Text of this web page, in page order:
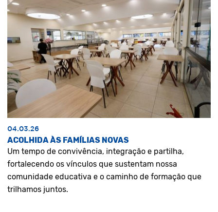
04.03.26
ACOLHIDA ÀS FAMÍLIAS NOVAS
Um tempo de convivência, integração e partilha,
fortalecendo os vínculos que sustentam nossa
comunidade educativa e o caminho de formação que
trilhamos juntos.